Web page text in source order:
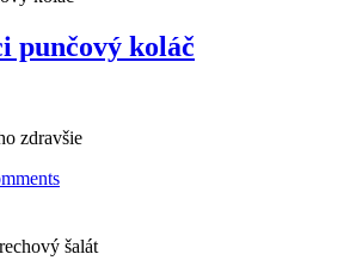
punčový koláč
zdravšie